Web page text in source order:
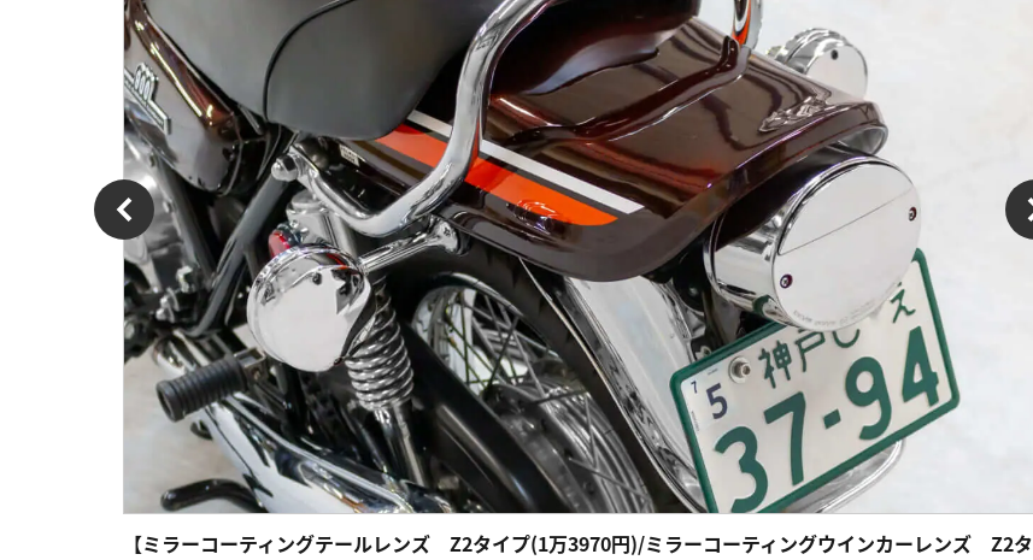
【ミラーコーティングテールレンズ Z2タイプ(1万3970円)/ミラーコーティングウインカーレンズ Z2タ